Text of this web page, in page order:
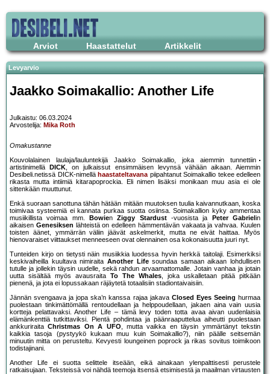
Arviot Haastattelut Artikkelit
Levyarvio
Jaakko Soimakallio: Another Life
Julkaistu: 06.03.2024
Arvostelija: Mika Roth
Omakustanne
Kouvolalainen laulaja/lauluntekijä Jaakko Soimakallio, joka aiemmin tunnettiin
artistinimellä
DICK, on julkaissut ensimmäisen levynsä vähään aikaan. Aiemmin
Desibeli.netissä DICK-nimellä haastateltavanapiipahtanut Soimakallio tekee edelleen
rikasta mutta intiimiä kitarapoprockia. Eli nimen lisäksi monikaan muu asia ei ole
sittenkään muuttunut.
Enkä suoraan sanottuna tähän hätään mitään muutoksen tuulia kaivannutkaan, koska
toimivaa systeemiä ei kannata purkaa suotta osiinsa. Soimakallion kyky ammentaa
musiikillista voimaa mm.
BowienZiggy Stardust-vuosista ja Peter Gabrielin
aikaisen Genesiksen lähteistä on edelleen hämmentävän vakaata ja vahvaa. Kuulen
toisten äänet, ymmärrän väliin jäävät askelmerkit, mutta ne eivät haittaa. Myös
hienovaraiset viittaukset menneeseen ovat olennainen osa kokonaisuutta juuri nyt.
Tunteiden kirjo on tietysti näin musiikkia luodessa hyvin herkkä taitolaji. Esimerkiksi
keskivaiheilla kuultava nimiraita Another Lifesoundaa samaan aikaan lohdullisen
tutulle ja jollekin täysin uudelle, sekä rahdun arvaamattomalle. Jotain vanhaa ja jotain
uutta sisältää myös avausraita To The Whales, joka uskalletaan pitää pitkään
pienenä, ja jota ei lopussakaan räjäytetä totaalisiin stadiontaivaisiin.
Jännän svengaava ja jopa ska’n kanssa rajaa jakava Closed Eyes Seeing hurmaa
puolestaan tinkimättömällä rentoudellaan ja helppoudellaan, jakaen aina vain uusia
kortteja pelattavaksi. Another Life – tämä levy toden totta avaa aivan uudenlaisia
elämänkenttiä tutkittaviksi. Pientä pohdintaa ja päänraaputtelua aiheutti puolestaan
ankkuriraitaChristmas On A UFO, mutta vaikka en täysin ymmärtänyt tekstin
kaikkia tasoja (pystyykö kukaan muu kuin Soimakallio?), niin päälle seitsemän
minuutin mitta on perusteltu. Kevyesti loungeinen poprock ja rikas sovitus toimikoon
todistajinani.
Another Life ei suotta selittele itseään, eikä ainakaan ylenpalttisesti perustele
ratkaisujaan. Teksteissä voi nähdä teemoja itsensä etsimisestä ja maailman virtausten